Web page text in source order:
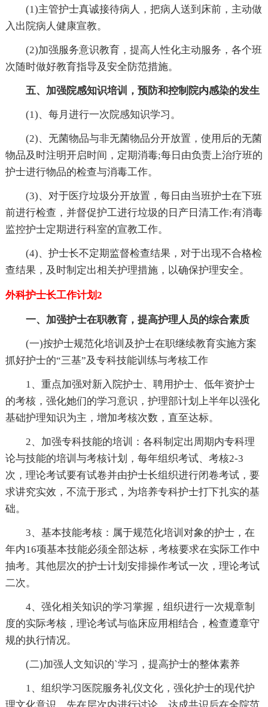
(1)主管护士真诚接待病人，把病人送到床前，主动做
入出院病人健康宣教。
(2)加强服务意识教育，提高人性化主动服务，各个班
次随时做好教育指导及安全防范措施。
五、加强院感知识培训，预防和控制院内感染的发生
(1)、每月进行一次院感知识学习。
(2)、无菌物品与非无菌物品分开放置，使用后的无菌
物品及时注明开启时间，定期消毒;每日由负责上治疗班的
护士进行物品的检查与消毒工作。
(3)、对于医疗垃圾分开放置，每日由当班护士在下班
前进行检查，并督促护工进行垃圾的日产日清工作;有消毒
监控护士定期进行科室的宣教工作。
(4)、护士长不定期监督检查结果，对于出现不合格检
查结果，及时制定出相关护理措施，以确保护理安全。
外科护士长工作计划2
一、加强护士在职教育，提高护理人员的综合素质
(一)按护士规范化培训及护士在职继续教育实施方案
抓好护士的“三基”及专科技能训练与考核工作
1、重点加强对新入院护士、聘用护士、低年资护士
的考核，强化她们的学习意识，护理部计划上半年以强化
基础护理知识为主，增加考核次数，直至达标。
2、加强专科技能的培训：各科制定出周期内专科理
论与技能的培训与考核计划，每年组织考试、考核2-3
次，理论考试要有试卷并由护士长组织进行闭卷考试，要
求讲究实效，不流于形式，为培养专科护士打下扎实的基
础。
3、基本技能考核：属于规范化培训对象的护士，在
年内16项基本技能必须全部达标，考核要求在实际工作中
抽考。其他层次的护士计划安排操作考试一次，理论考试
二次。
4、强化相关知识的学习掌握，组织进行一次规章制
度的实际考核，理论考试与临床应用相结合，检查遵章守
规的执行情况。
(二)加强人文知识的`学习，提高护士的整体素养
1、组织学习医院服务礼仪文化，强化护士的现代护